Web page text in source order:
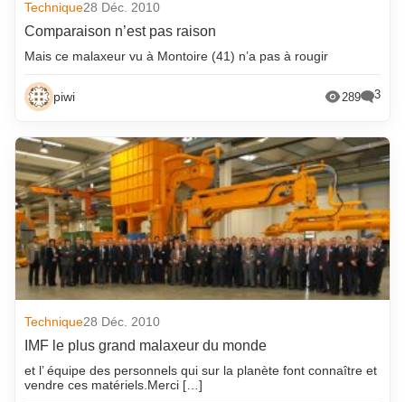
avril 2022
janvier 2022
novembre 2021
octobre 2021
septembre 2021
août 2021
juillet 2021
avril 2021
mars 2021
décembre 2013
novembre 2013
octobre 2013
septembre 2013
août 2013
mai 2013
avril 2013
Technique28 Déc. 2010
Comparaison n’est pas raison
Mais ce malaxeur vu à Montoire (41) n’a pas à rougir
piwi 289 3
Technique28 Déc. 2010
IMF le plus grand malaxeur du monde
et l’ équipe des personnels qui sur la planète font connaître et
vendre ces matériels.Merci […]